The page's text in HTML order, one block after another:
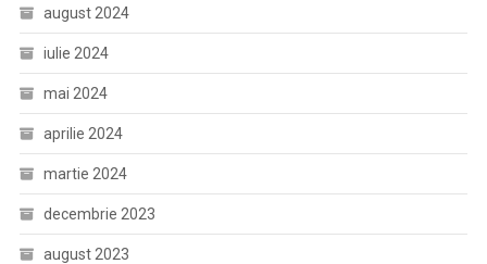
august 2024
iulie 2024
mai 2024
aprilie 2024
martie 2024
decembrie 2023
august 2023